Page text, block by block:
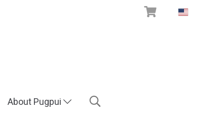
EN
About Pugpui